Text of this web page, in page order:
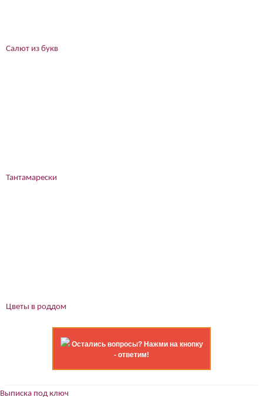
Салют из букв
Тантамарески
Цветы в роддом
Остались вопросы? Нажми на кнопку
- ответим!
Выписка под ключ